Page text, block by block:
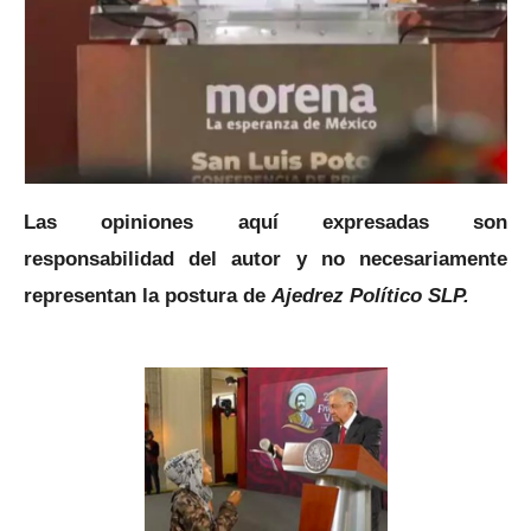
Las opiniones aquí expresadas son
responsabilidad del autor y no necesariamente
representan la postura de Ajedrez Político SLP.